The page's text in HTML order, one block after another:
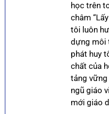
học trên
châm
tôi luôn
dựng môi
phát huy
chất của
tảng
ngũ giáo
mới giáo